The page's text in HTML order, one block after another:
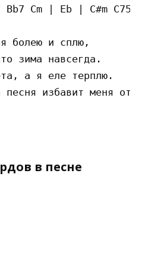
Cm | Eb | C#m C75+
болею и сплю,
зима навсегда.
а я еле терплю.
избавит меня от
в песне